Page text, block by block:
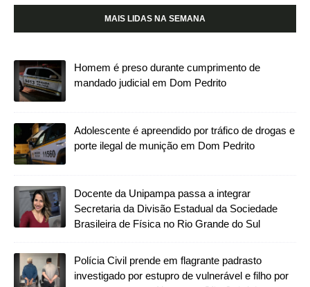
MAIS LIDAS NA SEMANA
Homem é preso durante cumprimento de
mandado judicial em Dom Pedrito
Adolescente é apreendido por tráfico de drogas e
porte ilegal de munição em Dom Pedrito
Docente da Unipampa passa a integrar
Secretaria da Divisão Estadual da Sociedade
Brasileira de Física no Rio Grande do Sul
Polícia Civil prende em flagrante padrasto
investigado por estupro de vulnerável e filho por